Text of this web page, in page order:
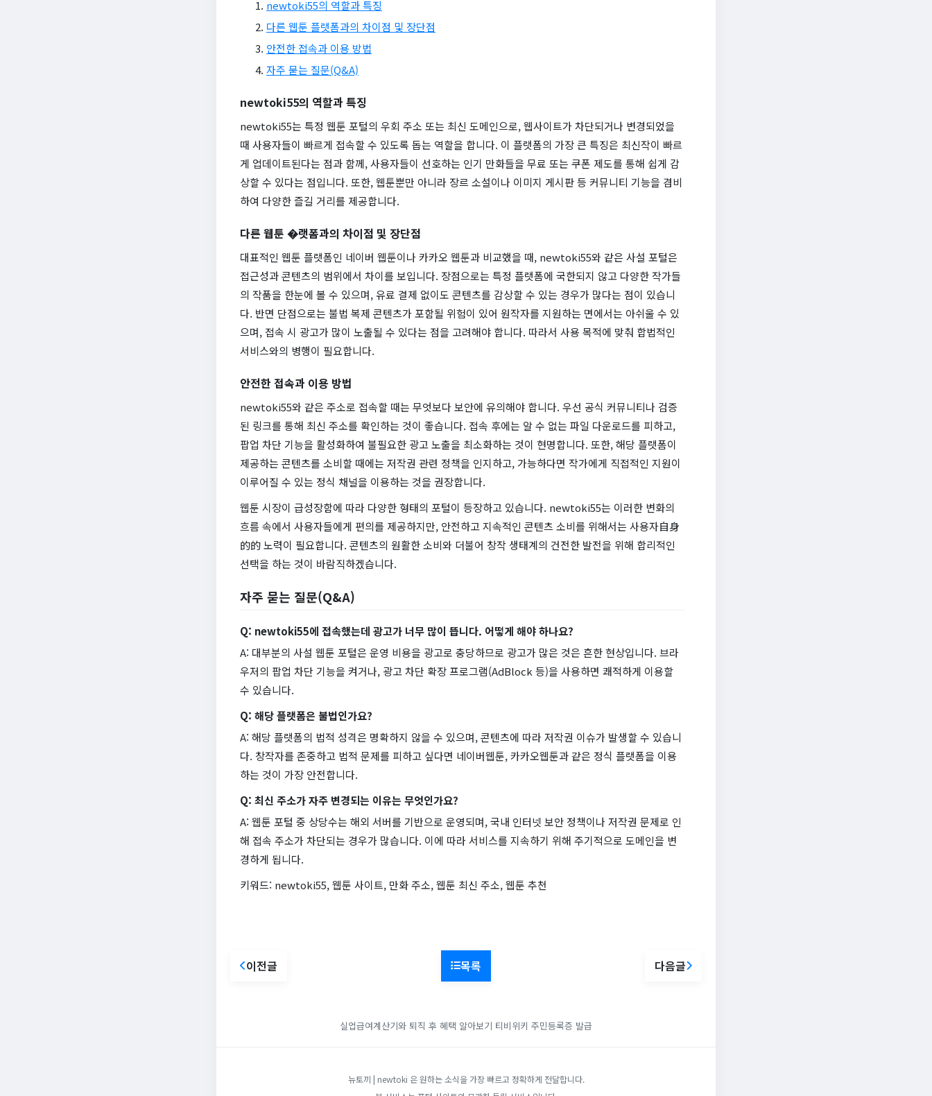
newtoki55의 역할과 특징
다른 웹툰 플랫폼과의 차이점 및 장단점
안전한 접속과 이용 방법
자주 묻는 질문(Q&A)
newtoki55의 역할과 특징
newtoki55는 특정 웹툰 포털의 우회 주소 또는 최신 도메인으로, 웹사이트가 차단되거나 변경되었을
때 사용자들이 빠르게 접속할 수 있도록 돕는 역할을 합니다. 이 플랫폼의 가장 큰 특징은 최신작이 빠르
게 업데이트된다는 점과 함께, 사용자들이 선호하는 인기 만화들을 무료 또는 쿠폰 제도를 통해 쉽게 감
상할 수 있다는 점입니다. 또한, 웹툰뿐만 아니라 장르 소설이나 이미지 게시판 등 커뮤니티 기능을 겸비
하여 다양한 즐길 거리를 제공합니다.
다른 웹툰 �랫폼과의 차이점 및 장단점
대표적인 웹툰 플랫폼인 네이버 웹툰이나 카카오 웹툰과 비교했을 때, newtoki55와 같은 사설 포털은
접근성과 콘텐츠의 범위에서 차이를 보입니다. 장점으로는 특정 플랫폼에 국한되지 않고 다양한 작가들
의 작품을 한눈에 볼 수 있으며, 유료 결제 없이도 콘텐츠를 감상할 수 있는 경우가 많다는 점이 있습니
다. 반면 단점으로는 불법 복제 콘텐츠가 포함될 위험이 있어 원작자를 지원하는 면에서는 아쉬울 수 있
으며, 접속 시 광고가 많이 노출될 수 있다는 점을 고려해야 합니다. 따라서 사용 목적에 맞춰 합법적인
서비스와의 병행이 필요합니다.
안전한 접속과 이용 방법
newtoki55와 같은 주소로 접속할 때는 무엇보다 보안에 유의해야 합니다. 우선 공식 커뮤니티나 검증
된 링크를 통해 최신 주소를 확인하는 것이 좋습니다. 접속 후에는 알 수 없는 파일 다운로드를 피하고,
팝업 차단 기능을 활성화하여 불필요한 광고 노출을 최소화하는 것이 현명합니다. 또한, 해당 플랫폼이
제공하는 콘텐츠를 소비할 때에는 저작권 관련 정책을 인지하고, 가능하다면 작가에게 직접적인 지원이
이루어질 수 있는 정식 채널을 이용하는 것을 권장합니다.
웹툰 시장이 급성장함에 따라 다양한 형태의 포털이 등장하고 있습니다. newtoki55는 이러한 변화의
흐름 속에서 사용자들에게 편의를 제공하지만, 안전하고 지속적인 콘텐츠 소비를 위해서는 사용자自身
的的 노력이 필요합니다. 콘텐츠의 원활한 소비와 더불어 창작 생태계의 건전한 발전을 위해 합리적인
선택을 하는 것이 바람직하겠습니다.
자주 묻는 질문(Q&A)
Q: newtoki55에 접속했는데 광고가 너무 많이 뜹니다. 어떻게 해야 하나요?
A: 대부분의 사설 웹툰 포털은 운영 비용을 광고로 충당하므로 광고가 많은 것은 흔한 현상입니다. 브라
우저의 팝업 차단 기능을 켜거나, 광고 차단 확장 프로그램(AdBlock 등)을 사용하면 쾌적하게 이용할
수 있습니다.
Q: 해당 플랫폼은 불법인가요?
A: 해당 플랫폼의 법적 성격은 명확하지 않을 수 있으며, 콘텐츠에 따라 저작권 이슈가 발생할 수 있습니
다. 창작자를 존중하고 법적 문제를 피하고 싶다면 네이버웹툰, 카카오웹툰과 같은 정식 플랫폼을 이용
하는 것이 가장 안전합니다.
Q: 최신 주소가 자주 변경되는 이유는 무엇인가요?
A: 웹툰 포털 중 상당수는 해외 서버를 기반으로 운영되며, 국내 인터넷 보안 정책이나 저작권 문제로 인
해 접속 주소가 차단되는 경우가 많습니다. 이에 따라 서비스를 지속하기 위해 주기적으로 도메인을 변
경하게 됩니다.
키워드: newtoki55, 웹툰 사이트, 만화 주소, 웹툰 최신 주소, 웹툰 추천
이전글 목록 다음글
실업급여계산기와 퇴직 후 혜택 알아보기 티비위키 주민등록증 발급
뉴토끼 | newtoki 은 원하는 소식을 가장 빠르고 정확하게 전달합니다.